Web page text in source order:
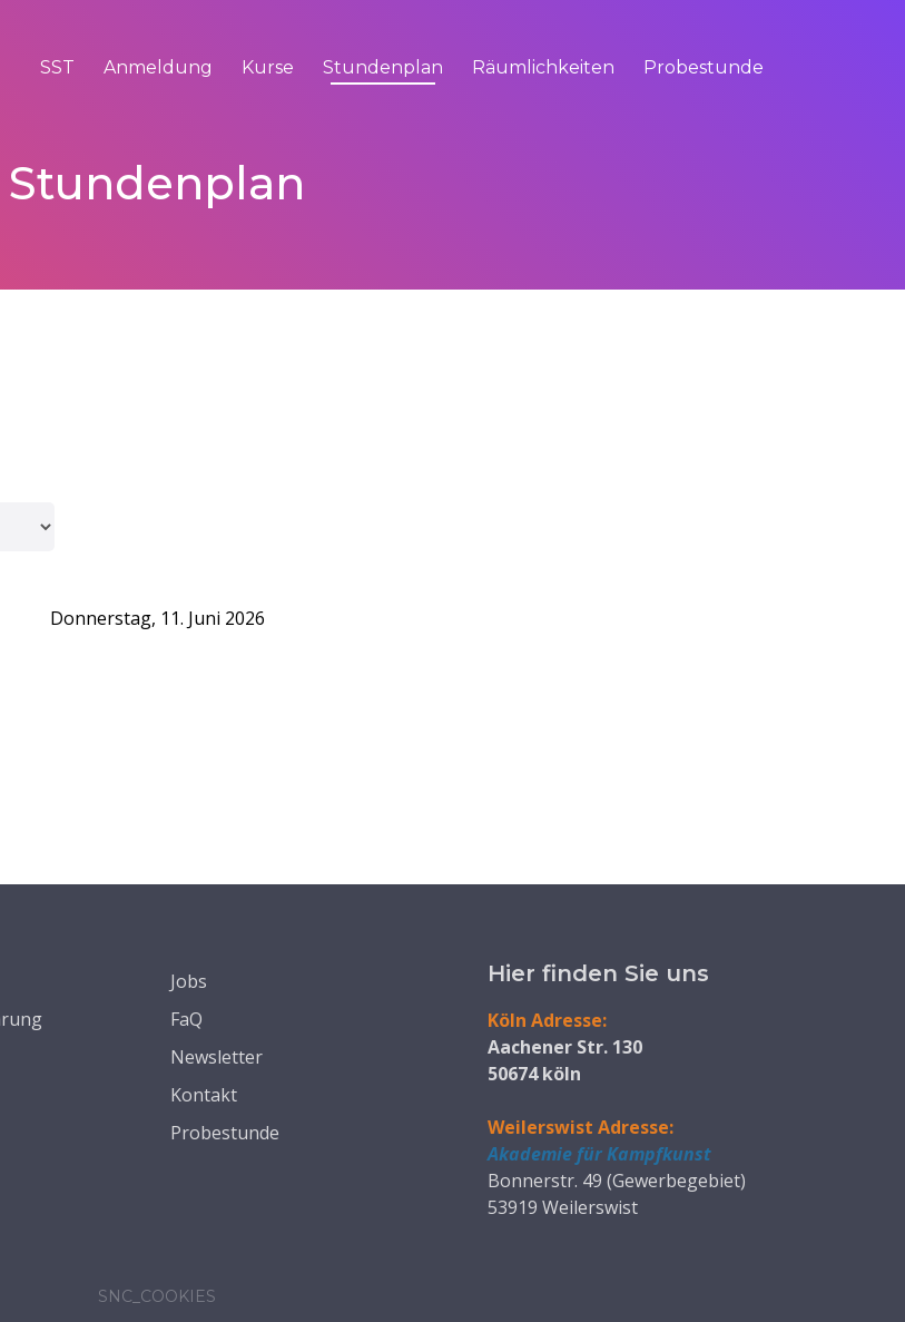
SST Anmeldung Kurse Stundenplan Räumlichkeiten Probestunde
Stundenplan
Donnerstag, 11. Juni 2026
Jobs
FaQ
Newsletter
Kontakt
Probestunde
Hier finden Sie uns
Köln Adresse:
Aachener Str. 130
50674 köln
Weilerswist Adresse:
Akademie für Kampfkunst
Bonnerstr. 49 (Gewerbegebiet)
53919 Weilerswist
SNC_COOKIES